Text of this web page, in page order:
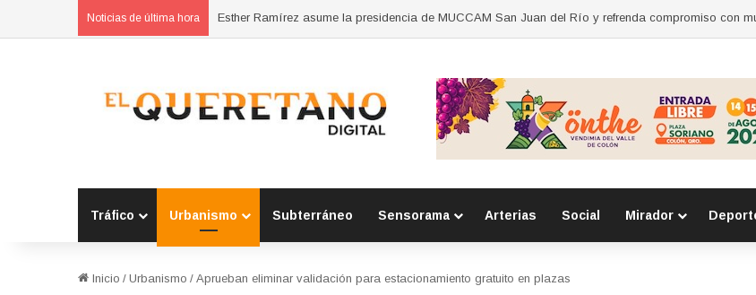
Noticias de última hora
Tráfico Urbanismo Subterráneo Sensorama Arterias Social Mirador
Inicio / Urbanismo / Aprueban eliminar validación para estacionamiento gratuito en plazas